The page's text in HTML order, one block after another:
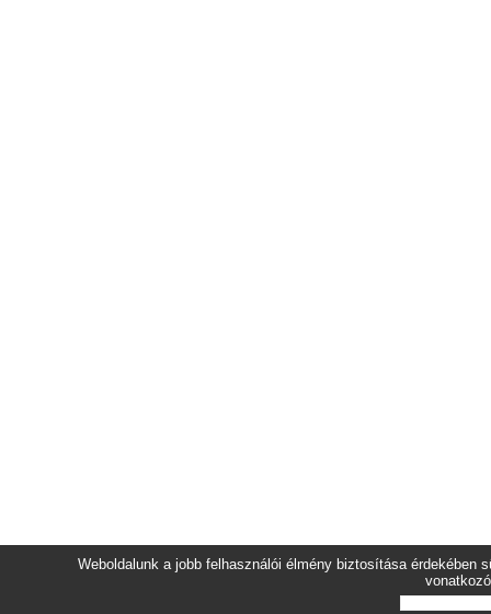
Weboldalunk a jobb felhasználói élmény biztosítása érdekében